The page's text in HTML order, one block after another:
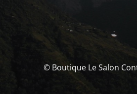
© Boutique Le Salon